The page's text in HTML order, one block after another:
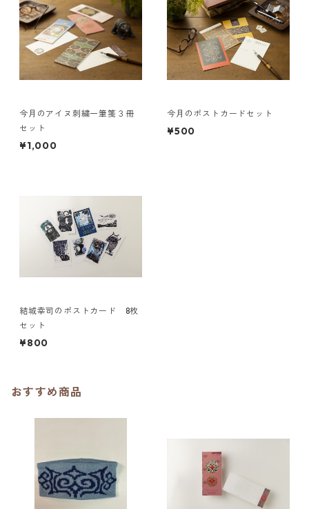
今月のアイヌ刺繍一筆箋３冊
セット
¥1,000
今月のポストカードセット
¥500
結城幸司のポストカード 8枚
セット
¥800
おすすめ商品